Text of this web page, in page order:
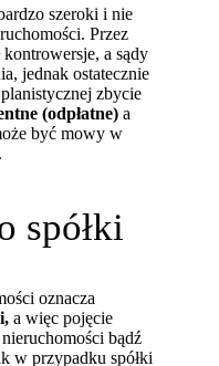
szeroki i nie
Przez
a sądy
jednak ostatecznie
zbycie
(odpłatne) a
być mowy w
spółki
oznacza
a więc pojęcie
bądź
w przypadku spółki